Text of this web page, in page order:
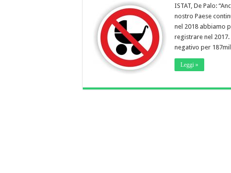
ISTAT, De Palo:
nostro Paese
nel 2018 abbiamo
registrare nel
negativo per
Leggi »